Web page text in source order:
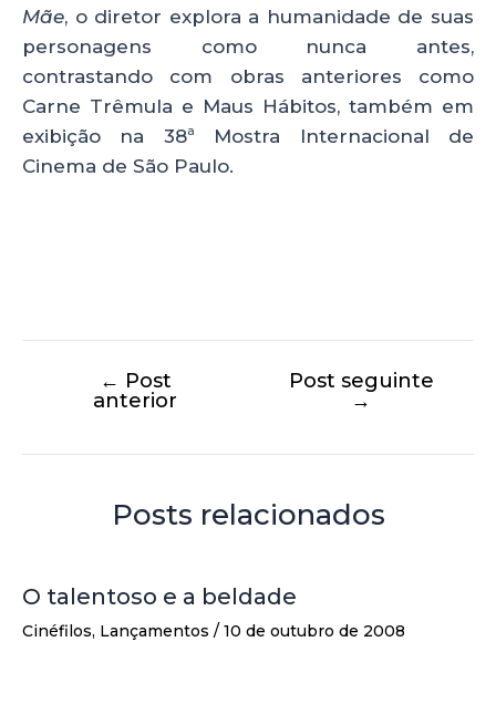
Mãe, o diretor explora a humanidade de suas
personagens como nunca antes,
contrastando com obras anteriores como
Carne Trêmula e Maus Hábitos, também em
exibição na 38ª Mostra Internacional de
Cinema de São Paulo.
← Post
anterior
Post seguinte
→
Posts relacionados
O talentoso e a beldade
Cinéfilos, Lançamentos / 10 de outubro de 2008